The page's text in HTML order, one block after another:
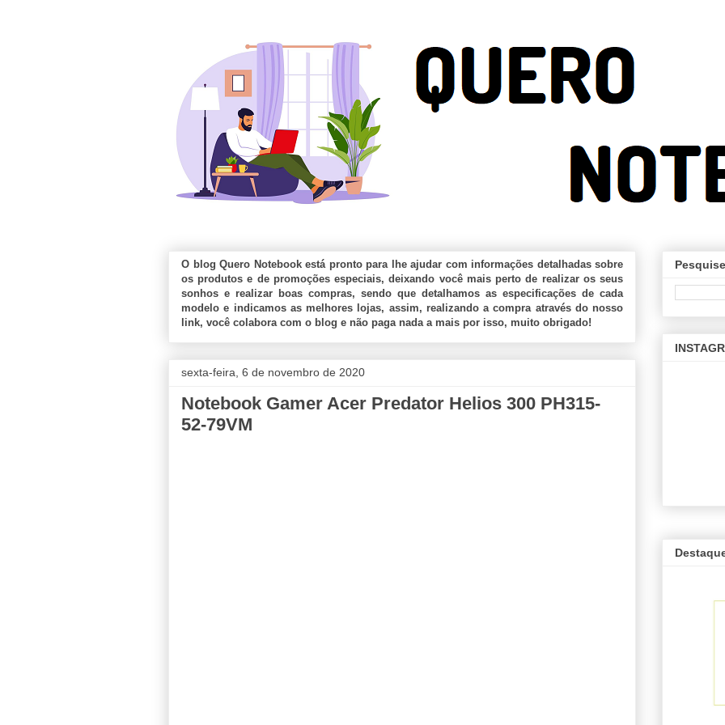
O blog Quero Notebook está pronto para lhe ajudar com informações detalhadas sobre
os produtos e de promoções especiais, deixando você mais perto de realizar os seus
sonhos e realizar boas compras, sendo que detalhamos as especificações de cada
modelo e indicamos as melhores lojas, assim, realizando a compra através do nosso
link, você colabora com o blog e não paga nada a mais por isso, muito obrigado!
sexta-feira, 6 de novembro de 2020
Notebook Gamer Acer Predator Helios 300 PH315-
52-79VM